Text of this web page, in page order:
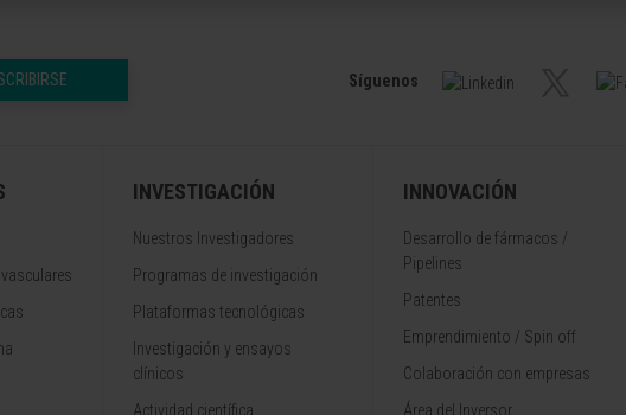
Síguenos
INVESTIGACIÓN
Nuestros Investigadores
Programas de investigación
Plataformas tecnológicas
Investigación y ensayos
clínicos
Actividad científica
INNOVACIÓN
Desarrollo de fármacos /
Pipelines
Patentes
Emprendimiento / Spin off
Colaboración con empresas
Área del Inversor